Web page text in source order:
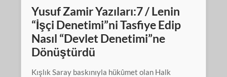
Yusuf Zamir Yazıları:7 / Lenin
“İşçi Denetimi”ni Tasfiye Edip
Nasıl “Devlet Denetimi”ne
Dönüştürdü
Kışlık Saray baskınıyla hükûmet olan Halk